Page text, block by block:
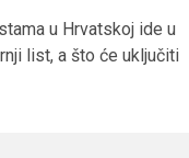
u Hrvatskoj ide u
list, a što će uključiti